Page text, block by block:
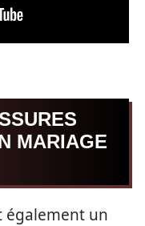
MARIAGE
également un